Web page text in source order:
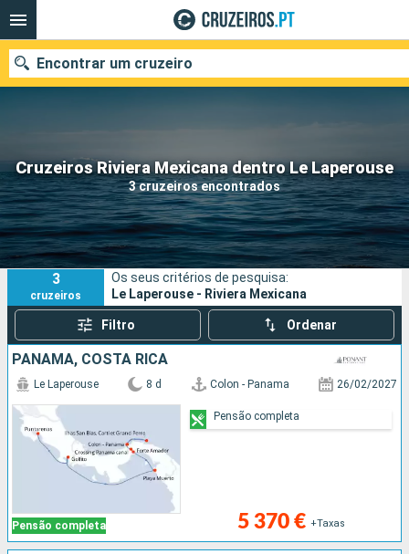
Cruzeiros Riviera Mexicana dentro Le Laperouse
3 cruzeiros encontrados
Encontrar um cruzeiro
Quando ir?
Data de partida
Portos Companhias
Pesquisar
3
cruzeiros
Os seus critérios de pesquisa:
Le Laperouse - Riviera Mexicana
Filtro Ordenar
PANAMA, COSTA RICA
Pensão completa
Le Laperouse 8 d Colon - Panama 26/02/2027
5 370 € +Taxas
Pensão completa